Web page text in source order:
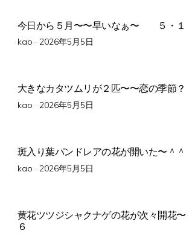
今日から５月〜〜早いなぁ〜 ５・１
kao · Posted
2026年5月5日
大きなカタツムリが２匹〜〜恋の季節
kao · Posted
2026年5月5日
斑入り葉パンドレアの花が開いた〜
kao · Posted
2026年5月5日
黄花ツツジシャクナゲの花が次々開花
６